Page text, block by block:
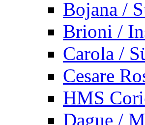
Bojana /
Brioni /
Carola /
Cesare
HMS
Dague /